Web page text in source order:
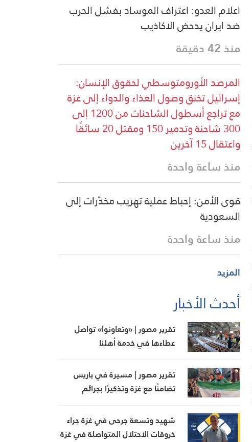
اعلام العدو: اعتراف الموساد بفشل الحرب
ضد ايران يدحض الاكاذيب
منذ 42 دقيقة
المرصد الأورومتوسطي لحقوق الإنسان:
إسرائيل تخنق وصول الغذاء والدواء إلى غزة
مع تراجع أسطول الشاحنات من 1200 إلى
300 شاحنة وتدمير 150 ومقتل 20 سائقًا
واعتقال 15 آخرين
منذ ساعة واحدة
قوى الأمن: إحباط عملية تهريب مخدّرات إلى
السعودية
منذ ساعة واحدة
المزيد
أحدث الأخبار
تقرير مصور | «وتعاونوا» تواصل
عطاءها في خدمة أهلنا
تقرير مصور | مسيرة في باريس
تضامنًا مع غزة وتذكيرًا بجرائم
شهيد وتسعة جرحى في غزة جراء
خروقات الاحتلال المتواصلة في غزة